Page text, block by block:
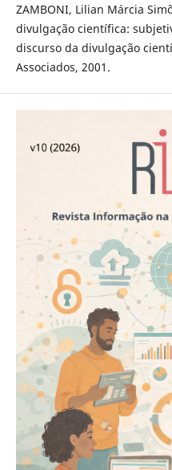
ZAMBONI, Lilian Márcia
divulgação científica:
discurso da divulgação
Associados, 2001.